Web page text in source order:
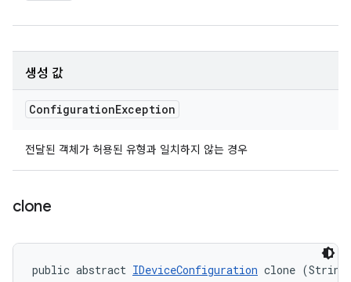
생성 값
ConfigurationException
전달된 객체가 허용된 유형과 일치하지 않는 경우
clone
public abstract IDeviceConfiguration clone (String